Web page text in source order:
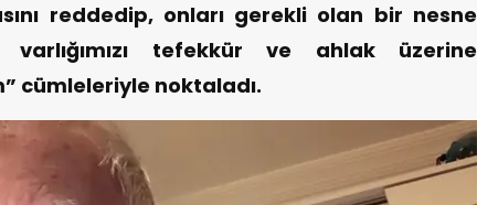
reddedip, onları gerekli olan bir nesne
tefekkür ve ahlak üzerine
cümleleriyle noktaladı.